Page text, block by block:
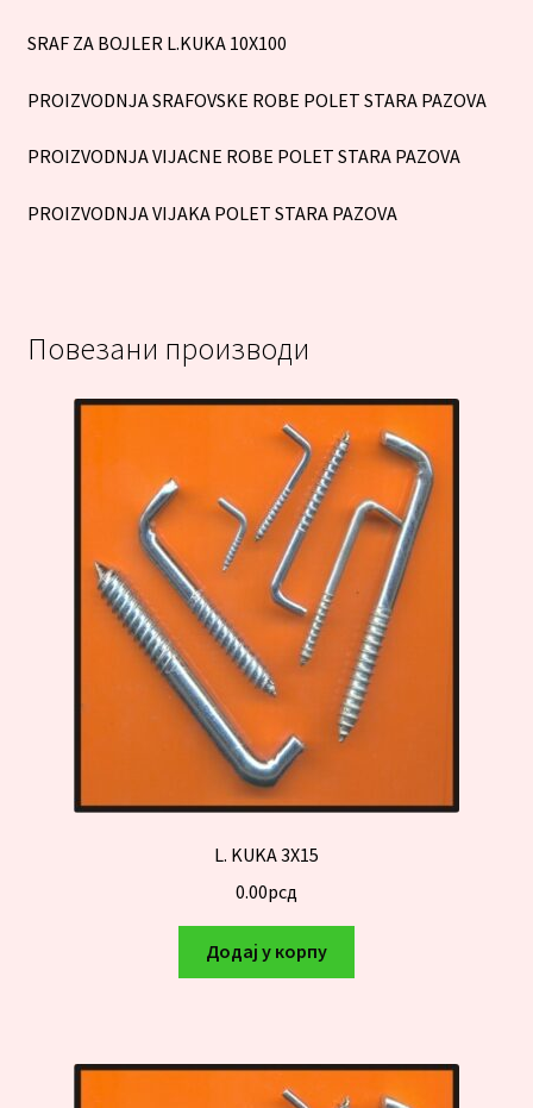
SRAF ZA BOJLER L.KUKA 10X100
PROIZVODNJA SRAFOVSKE ROBE POLET STARA PAZOVA
PROIZVODNJA VIJACNE ROBE POLET STARA PAZOVA
PROIZVODNJA VIJAKA POLET STARA PAZOVA
Повезани производи
L. KUKA 3X15
0.00рсд
Додај у корпу